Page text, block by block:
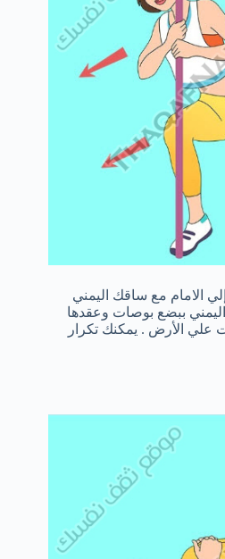
الامام مع ساقك اليمني
اليمني ببضع بوصات وعقدها
علي الأرض . يمكنك تكرار